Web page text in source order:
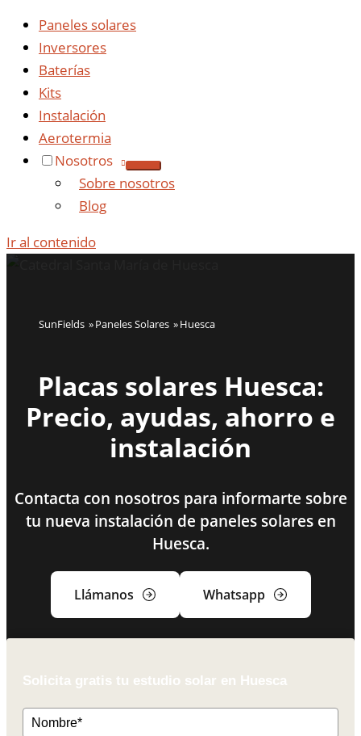
Paneles solares
Inversores
Baterías
Kits
Instalación
Aerotermia
Nosotros
Sobre nosotros
Blog
Ir al contenido
SunFields Paneles Solares Huesca
Placas solares Huesca:
Precio, ayudas, ahorro e
instalación
Contacta con nosotros para informarte sobre
tu nueva instalación de paneles solares en
Huesca.
Llámanos Whatsapp
Solicita gratis tu estudio solar en Huesca